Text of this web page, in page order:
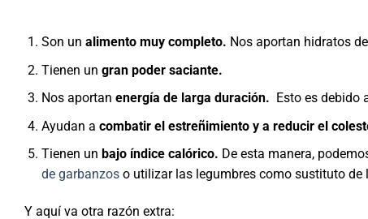
Son un alimento muy completo. Nos aportan hidratos
Tienen un gran poder saciante.
Nos aportan energía de larga duración. Esto es debido
Ayudan a combatir el estreñimiento y a reducir el
Tienen un bajo índice calórico. De esta manera,
de garbanzoso utilizar las legumbres como sustituto de
Y aquí va otra razón extra: